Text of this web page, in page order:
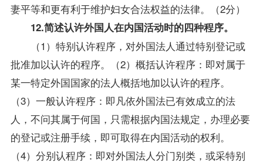
妻平等和更有利于维护妇女合法权益的法律。（2分）
12.简述认许外国人在内国活动时的四种程序。
（1）特别认许程序，对外国法人通过特别登记或
批准加以认许的程序。（2）概括认许程序：即对属于
某一特定外国国家的法人概括地加以认许的程序。
（3）一般认许程序：即凡依外国法已有效成立的法
人，不问其属于何国，只需根据内国法规定，办理必要
的登记或注册手续，即可取得在内国活动的权利。
（4）分别认程序：即对外国法人分门别类，或采特别